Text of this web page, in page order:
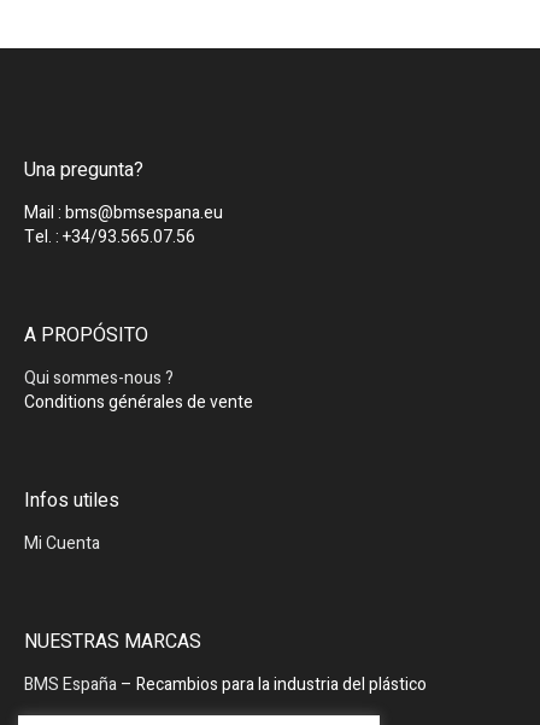
Una pregunta?
Mail : bms@bmsespana.eu
Tel. : +34/93.565.07.56
A PROPÓSITO
Qui sommes-nous ?
Conditions générales de vente
Infos utiles
Mi Cuenta
NUESTRAS MARCAS
BMS España– Recambios para la industria del plástico